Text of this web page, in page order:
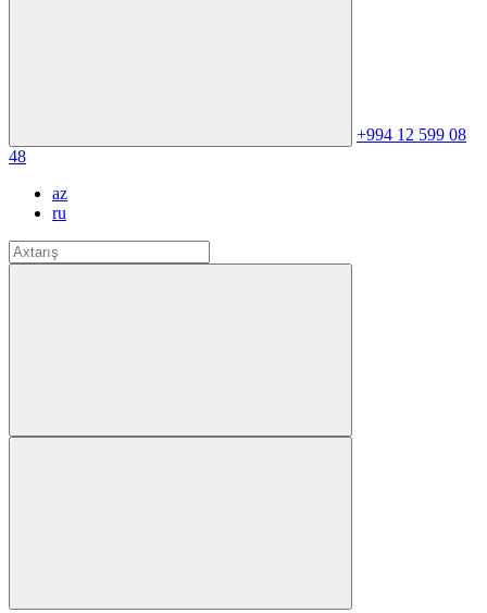
+994 12 599 08
48
az
ru